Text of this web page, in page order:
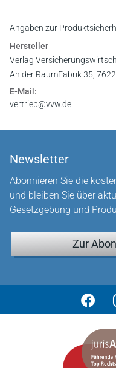
Angaben zur
Hersteller
Verlag
An der RaumFabrik 35,
E-Mail:
vertrieb@vvw.de
Newsletter
Abonnieren Sie die
und bleiben Sie über
Gesetzgebung und
Zur